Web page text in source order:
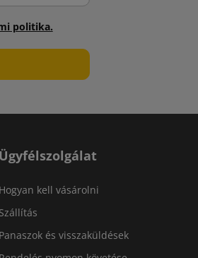
politika.
Ügyfélszolgálat
Hogyan kell vásárolni
Szállítás
Panaszok és visszaküldések